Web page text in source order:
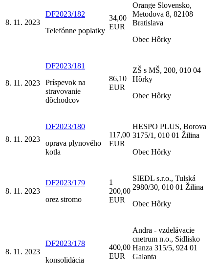
8. 11. 2023
DF2023/182
Telefónne poplatky
34,00
EUR
Orange Slovensko,
Metodova 8, 82108
Bratislava
Obec Hôrky
8. 11. 2023
DF2023/181
Príspevok na
stravovanie
dôchodcov
86,10
EUR
ZŠ s MŠ, 200, 010 04
Hôrky
Obec Hôrky
8. 11. 2023
DF2023/180
oprava plynového
kotla
117,00
EUR
HESPO PLUS, Borova
3175/1, 010 01 Žilina
Obec Hôrky
8. 11. 2023
DF2023/179
orez stromo
1
200,00
EUR
SIEDL s.r.o., Tulská
2980/30, 010 01 Žilina
Obec Hôrky
8. 11. 2023
DF2023/178
konsolidácia
400,00
EUR
Andra - vzdelávacie
cnetrum n.o., Sidlisko
Hanza 315/5, 924 01
Galanta